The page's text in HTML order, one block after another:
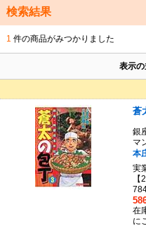
検索結果
1 件の商品がみつかりました
表示の
蒼
銀
マ
本
実
在
に